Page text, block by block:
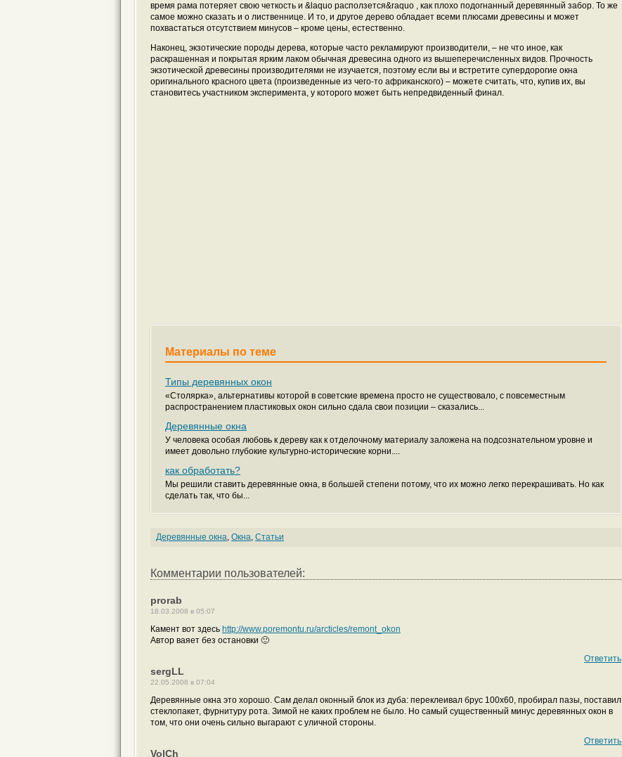
время рама потеряет свою четкость и &laquo расползется&raquo , как плохо подогнанный деревянный забор. То же
самое можно сказать и о лиственнице. И то, и другое дерево обладает всеми плюсами древесины и может
похвастаться отсутствием минусов – кроме цены, естественно.
Наконец, экзотические породы дерева, которые часто рекламируют производители, – не что иное, как
раскрашенная и покрытая ярким лаком обычная древесина одного из вышеперечисленных видов. Прочность
экзотической древесины производителями не изучается, поэтому если вы и встретите супердорогие окна
оригинального красного цвета (произведенные из чего-то африканского) – можете считать, что, купив их, вы
становитесь участником эксперимента, у которого может быть непредвиденный финал.
Материалы по теме
Типы деревянных окон
«Столярка», альтернативы которой в советские времена просто не существовало, с повсеместным
распространением пластиковых окон сильно сдала свои позиции – сказались...
Деревянные окна
У человека особая любовь к дереву как к отделочному материалу заложена на подсознательном уровне и
имеет довольно глубокие культурно-исторические корни....
как обработать?
Мы решили ставить деревянные окна, в большей степени потому, что их можно легко перекрашивать. Но как
сделать так, что бы...
Деревянные окна, Окна, Статьи
Комментарии пользователей:
prorab
18.03.2008 в 05:07
Камент вот здесь http://www.poremontu.ru/arcticles/remont_okon
Автор ваяет без остановки 🙂
Ответить
sergLL
22.05.2008 в 07:04
Деревянные окна это хорошо. Сам делал оконный блок из дуба: переклеивал брус 100х60, пробирал пазы, поставил
стеклопакет, фурнитуру рота. Зимой не каких проблем не было. Но самый существенный минус деревянных окон в
том, что они очень сильно выгарают с уличной стороны.
Ответить
VolCh